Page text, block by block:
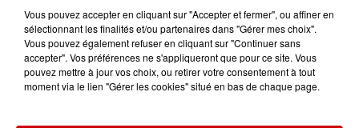
Aménager un school bus au
Canada et accueillir les bleus à
Vous pouvez accepter en cliquant sur "Accepter et fermer", ou affiner en
sélectionnant les finalités et/ou partenaires dans "Gérer mes choix".
Vous pouvez également refuser en cliquant sur "Continuer sans
accepter". Vos préférences ne s'appliqueront que pour ce site. Vous
pouvez mettre à jour vos choix, ou retirer votre consentement à tout
moment via le lien "Gérer les cookies" situé en bas de chaque page.